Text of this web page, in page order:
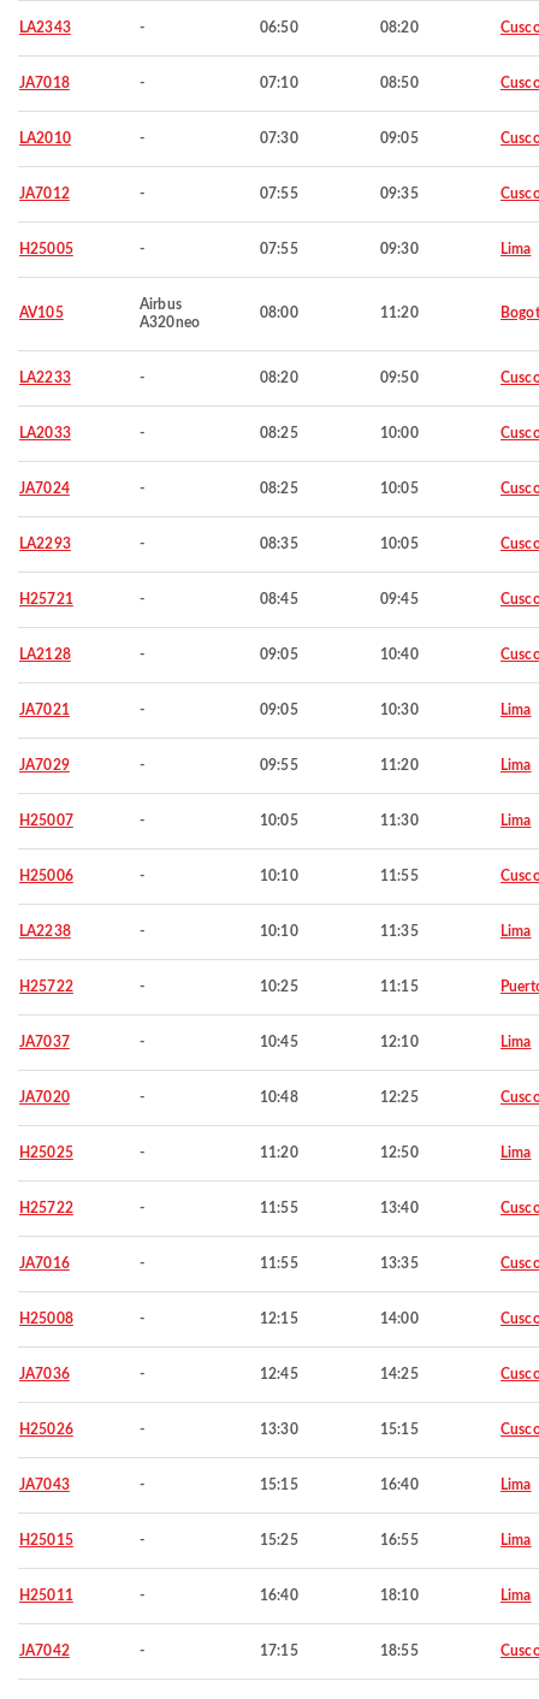
LA2343 - 06:50 08:20
JA7018 - 07:10 08:50
LA2010 - 07:30 09:05
JA7012 - 07:55 09:35
H25005 - 07:55 09:30 Lima
AV105
Airbus
A320neo
08:00 11:20
LA2233 - 08:20 09:50
LA2033 - 08:25 10:00
JA7024 - 08:25 10:05
LA2293 - 08:35 10:05
H25721 - 08:45 09:45
LA2128 - 09:05 10:40
JA7021 - 09:05 10:30 Lima
JA7029 - 09:55 11:20 Lima
H25007 - 10:05 11:30 Lima
H25006 - 10:10 11:55
LA2238 - 10:10 11:35 Lima
H25722 - 10:25 11:15
JA7037 - 10:45 12:10 Lima
JA7020 - 10:48 12:25
H25025 - 11:20 12:50 Lima
H25722 - 11:55 13:40
JA7016 - 11:55 13:35
H25008 - 12:15 14:00
JA7036 - 12:45 14:25
H25026 - 13:30 15:15
JA7043 - 15:15 16:40 Lima
H25015 - 15:25 16:55 Lima
H25011 - 16:40 18:10 Lima
JA7042 - 17:15 18:55